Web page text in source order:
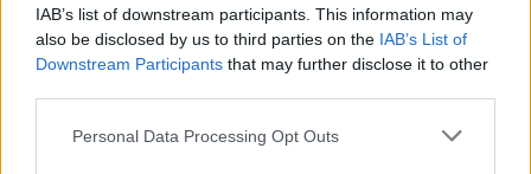
IAB’s list of downstream participants. This information may
also be disclosed by us to third parties on the IAB’s List of
Downstream Participants that may further disclose it to other
Personal Data Processing Opt Outs
dienā.
nepiešķir, ja: